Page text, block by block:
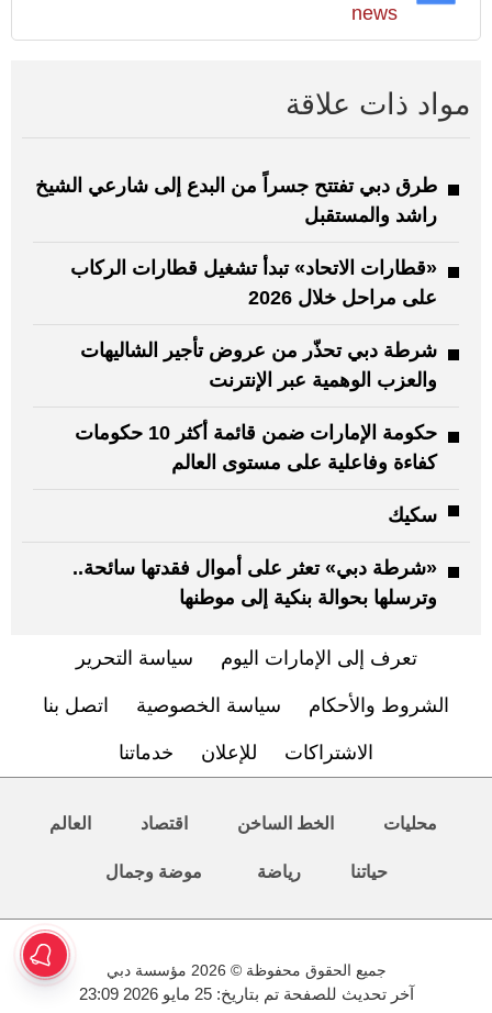
news
مواد ذات علاقة
طرق دبي تفتتح جسراً من البدع إلى شارعي الشيخ
راشد والمستقبل
«قطارات الاتحاد» تبدأ تشغيل قطارات الركاب
على مراحل خلال 2026
شرطة دبي تحذّر من عروض تأجير الشاليهات
والعزب الوهمية عبر الإنترنت
حكومة الإمارات ضمن قائمة أكثر 10 حكومات
كفاءة وفاعلية على مستوى العالم
سكيك
«شرطة دبي» تعثر على أموال فقدتها سائحة..
وترسلها بحوالة بنكية إلى موطنها
تعرف إلى الإمارات اليوم سياسة التحرير
الشروط والأحكام سياسة الخصوصية اتصل بنا
الاشتراكات للإعلان خدماتنا
محليات الخط الساخن اقتصاد العالم
حياتنا رياضة موضة وجمال
جميع الحقوق محفوظة © 2026 مؤسسة دبي
آخر تحديث للصفحة تم بتاريخ: 25 مايو 2026 23:09